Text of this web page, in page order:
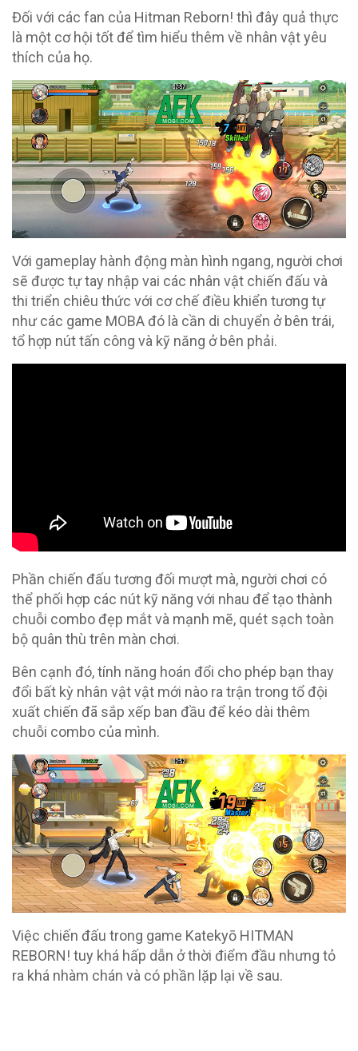
Đối với các fan của Hitman Reborn! thì đây quả thực
là một cơ hội tốt để tìm hiểu thêm về nhân vật yêu
thích của họ.
Với gameplay hành động màn hình ngang, người chơi
sẽ được tự tay nhập vai các nhân vật chiến đấu và
thi triển chiêu thức với cơ chế điều khiển tương tự
như các game MOBA đó là cần di chuyển ở bên trái,
tổ hợp nút tấn công và kỹ năng ở bên phải.
Phần chiến đấu tương đối mượt mà, người chơi có
thể phối hợp các nút kỹ năng với nhau để tạo thành
chuỗi combo đẹp mắt và mạnh mẽ, quét sạch toàn
bộ quân thù trên màn chơi.
Bên cạnh đó, tính năng hoán đổi cho phép bạn thay
đổi bất kỳ nhân vật vật mới nào ra trận trong tổ đội
xuất chiến đã sắp xếp ban đầu để kéo dài thêm
chuỗi combo của mình.
Việc chiến đấu trong game Katekyō HITMAN
REBORN! tuy khá hấp dẫn ở thời điểm đầu nhưng tỏ
ra khá nhàm chán và có phần lặp lại về sau.